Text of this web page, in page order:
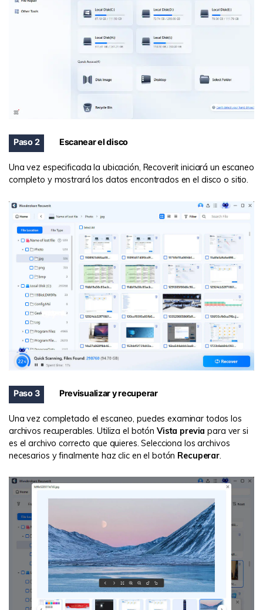
Paso 2 Escanear el disco
Una vez especificada la ubicación, Recoverit iniciará un escaneo
completo y mostrará los datos encontrados en el disco o sitio.
Paso 3 Previsualizar y recuperar
Una vez completado el escaneo, puedes examinar todos los
archivos recuperables. Utiliza el botón Vista previa para ver si
es el archivo correcto que quieres. Selecciona los archivos
necesarios y finalmente haz clic en el botón Recuperar.